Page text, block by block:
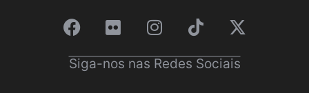
Siga-nos nas Redes Sociais